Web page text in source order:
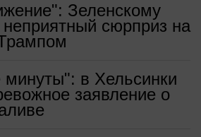
Зеленскому
неприятный сюрприз на
в Хельсинки
заявление о